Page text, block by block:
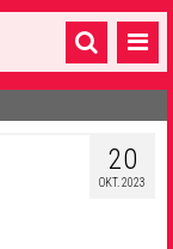
20
OKT. 2023